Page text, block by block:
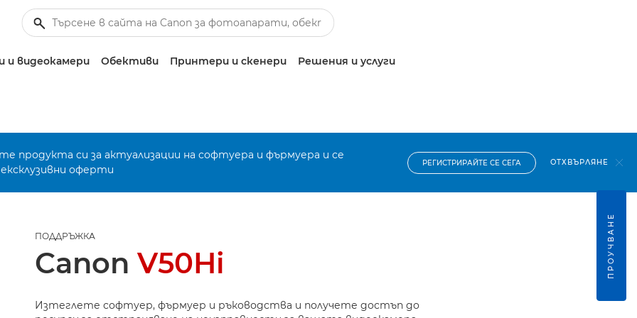
видеокамери Обективи Принтери и скенери Решения и услуги
продукта си за актуализации на софтуера и фърмуера и се
оферти
РЕГИСТРИРАЙТЕ СЕ СЕГА ОТХВЪРЛЯНЕ
ПОДДРЪЖКА
Canon V50Hi
Изтеглете софтуер, фърмуер и ръководства и получете достъп до
ПРОУЧВАНЕ